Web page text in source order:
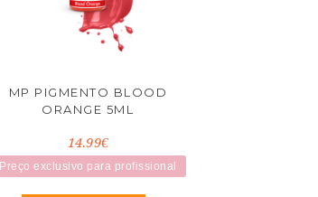
MP PIGMENTO BLOOD
ORANGE 5ML
14.99€
Preço exclusivo para profissional